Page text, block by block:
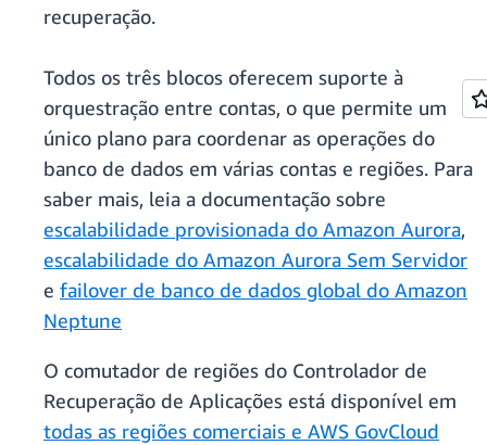
recuperação.
Todos os três blocos oferecem suporte à
orquestração entre contas, o que permite um
único plano para coordenar as operações do
banco de dados em várias contas e regiões. Para
saber mais, leia a documentação sobre
escalabilidade provisionada do Amazon Aurora,
escalabilidade do Amazon Aurora Sem Servidor
e failover de banco de dados global do Amazon
Neptune
O comutador de regiões do Controlador de
Recuperação de Aplicações está disponível em
todas as regiões comerciais e AWS GovCloud